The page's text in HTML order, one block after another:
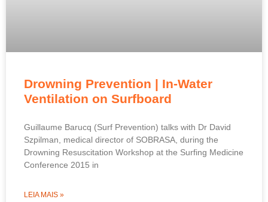
Drowning Prevention | In-Water
Ventilation on Surfboard
Guillaume Barucq (Surf Prevention) talks with Dr David
Szpilman, medical director of SOBRASA, during the
Drowning Resuscitation Workshop at the Surfing Medicine
Conference 2015 in
LEIA MAIS »